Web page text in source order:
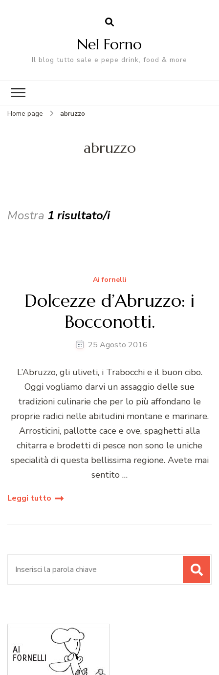
Nel Forno
Il blog tutto sale e pepe drink, food & more
Home page abruzzo
abruzzo
Mostra 1 risultato/i
Ai fornelli
Dolcezze d’Abruzzo: i
Bocconotti.
25 Agosto 2016
L’Abruzzo, gli uliveti, i Trabocchi e il buon cibo.
Oggi vogliamo darvi un assaggio delle sue
tradizioni culinarie che per lo più affondano le
proprie radici nelle abitudini montane e marinare.
Arrosticini, pallotte cace e ove, spaghetti alla
chitarra e brodetti di pesce non sono le uniche
specialità di questa bellissima regione. Avete mai
sentito …
Leggi tutto